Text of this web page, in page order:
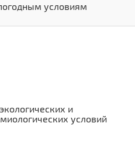
условиям
и
условий